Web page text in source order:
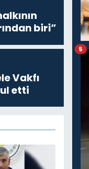
biri”
Vakfı
etti
5